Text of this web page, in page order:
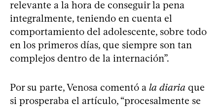
relevante a la hora de conseguir la pena
integralmente, teniendo en cuenta el
comportamiento del adolescente, sobre todo
en los primeros días, que siempre son tan
complejos dentro de la internación”.
Por su parte, Venosa comentó a la diaria que
si prosperaba el artículo, “procesalmente se